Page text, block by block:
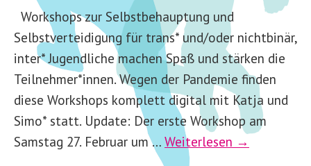
Workshops zur Selbstbehauptung und
Selbstverteidigung für trans* und/oder nichtbinär,
inter* Jugendliche machen Spaß und stärken die
Teilnehmer*innen. Wegen der Pandemie finden
diese Workshops komplett digital mit Katja und
Simo* statt. Update: Der erste Workshop am
Samstag 27. Februar um … Weiterlesen →